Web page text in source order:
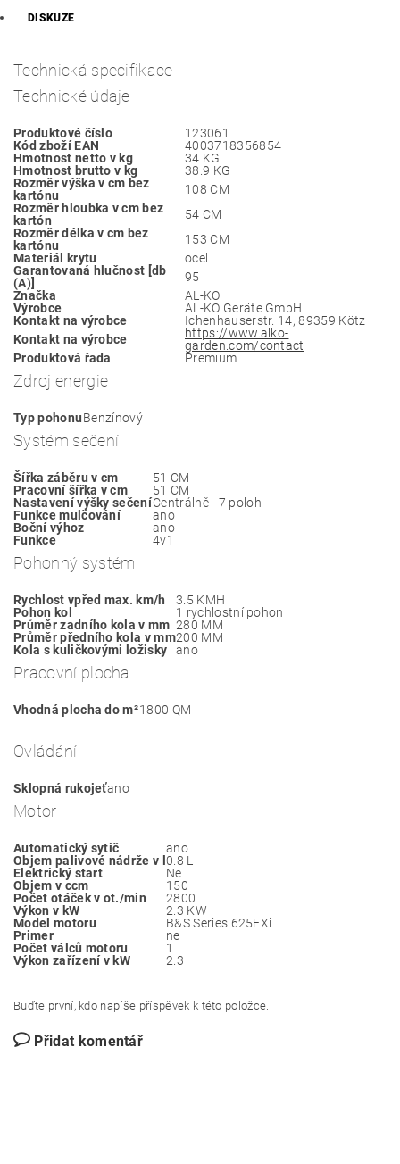
DISKUZE
Technická specifikace
Technické údaje
Produktové číslo
123061
Kód zboží EAN
4003718356854
Hmotnost netto v kg
34 KG
Hmotnost brutto v kg
38.9 KG
Rozměr výška v cm bez
kartónu
108 CM
Rozměr hloubka v cm bez
kartón
54 CM
Rozměr délka v cm bez
kartónu
153 CM
Materiál krytu
ocel
Garantovaná hlučnost [db
(A)]
95
Značka
AL-KO
Výrobce
AL-KO Geräte GmbH
Kontakt na výrobce
Ichenhauserstr. 14, 89359 Kötz
Kontakt na výrobce
https://www.alko-
garden.com/contact
Produktová řada
Premium
Zdroj energie
Typ pohonuBenzínový
Systém sečení
Šířka záběru v cm
51 CM
Pracovní šířka v cm
51 CM
Nastavení výšky sečeníCentrálně - 7 poloh
Funkce mulčování
ano
Boční výhoz
ano
Funkce
4v1
Pohonný systém
Rychlost vpřed max. km/h
3.5 KMH
Pohon kol
1 rychlostní pohon
Průměr zadního kola v mm 280 MM
Průměr předního kola v mm200 MM
Kola s kuličkovými ložisky
ano
Pracovní plocha
Vhodná plocha do m²1800 QM
Ovládání
Sklopná rukojeťano
Motor
Automatický sytič
ano
Objem palivové nádrže v l 0.8 L
Elektrický start
Ne
Objem v ccm
150
Počet otáček v ot./min
2800
Výkon v kW
2.3 KW
Model motoru
B&S Series 625EXi
Primer
ne
Počet válců motoru
1
Výkon zařízení v kW
2.3
Buďte první, kdo napíše příspěvek k této položce.
Přidat komentář